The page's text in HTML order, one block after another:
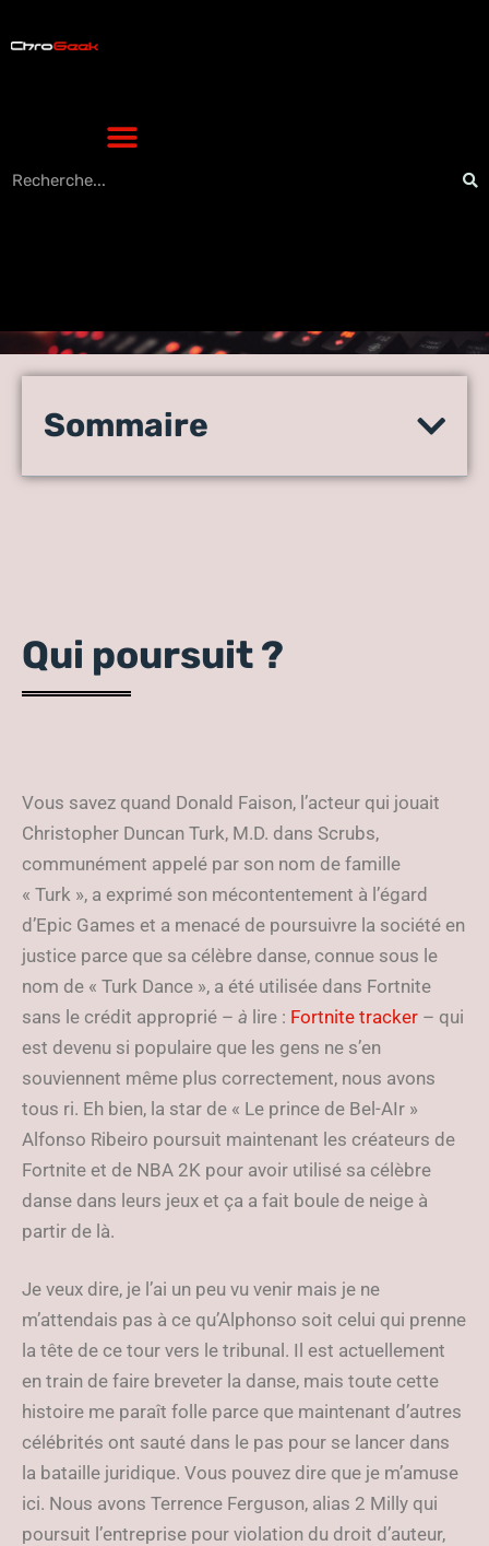
vraiment en train de
des émoticônes de danse !
Sommaire
Qui poursuit ?
Vous savez quand Donald Faison, l’acteur qui jouait
Christopher Duncan Turk, M.D. dans Scrubs,
communément appelé par son nom de famille
« Turk », a exprimé son mécontentement à l’égard
d’Epic Games et a menacé de poursuivre la société en
justice parce que sa célèbre danse, connue sous le
nom de « Turk Dance », a été utilisée dans Fortnite
sans le crédit approprié – à lire : Fortnite tracker – qui
est devenu si populaire que les gens ne s’en
souviennent même plus correctement, nous avons
tous ri. Eh bien, la star de « Le prince de Bel-AIr »
Alfonso Ribeiro poursuit maintenant les créateurs de
Fortnite et de NBA 2K pour avoir utilisé sa célèbre
danse dans leurs jeux et ça a fait boule de neige à
partir de là.
Je veux dire, je l’ai un peu vu venir mais je ne
m’attendais pas à ce qu’Alphonso soit celui qui prenne
la tête de ce tour vers le tribunal. Il est actuellement
en train de faire breveter la danse, mais toute cette
histoire me paraît folle parce que maintenant d’autres
célébrités ont sauté dans le pas pour se lancer dans
la bataille juridique. Vous pouvez dire que je m’amuse
ici. Nous avons Terrence Ferguson, alias 2 Milly qui
poursuit l’entreprise pour violation du droit d’auteur,